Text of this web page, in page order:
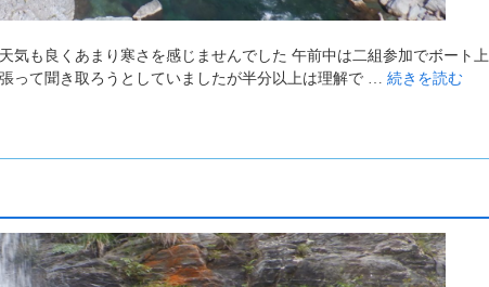
も良くあまり寒さを感じませんでした 午前中は二組参加でボート
って聞き取ろうとしていましたが半分以上は理解で … 続きを読む